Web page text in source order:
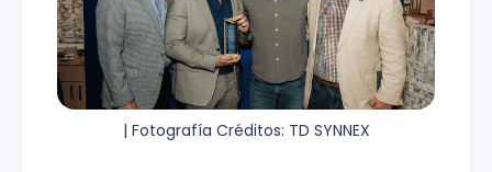
| Fotografía Créditos: TD SYNNEX